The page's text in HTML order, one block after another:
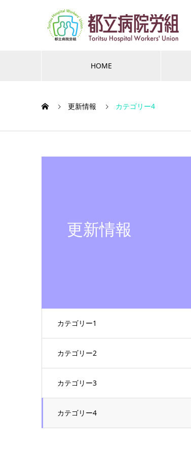
HOME
更新情報 カテゴリー4
更新情報
カテゴリー1
カテゴリー2
カテゴリー3
カテゴリー4